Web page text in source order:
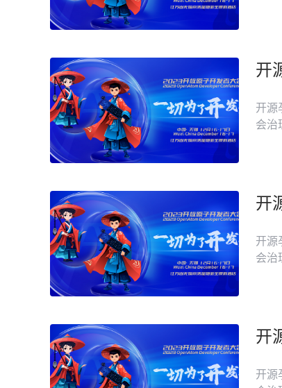
宣
下
开源
会治
宣
下
开
开源
会治
宣
项
开源